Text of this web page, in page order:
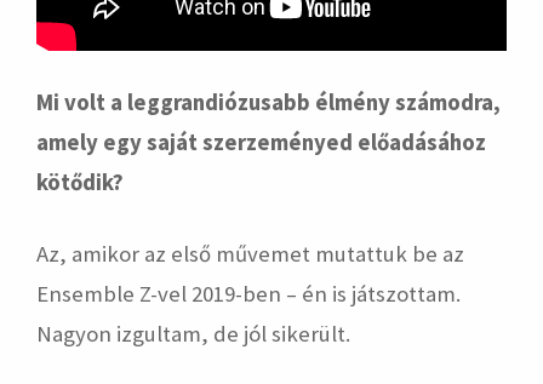
Mi volt a leggrandiózusabb élmény számodra,
amely egy saját szerzeményed előadásához
kötődik?
Az, amikor az első művemet mutattuk be az
Ensemble Z-vel 2019-ben – én is játszottam.
Nagyon izgultam, de jól sikerült.